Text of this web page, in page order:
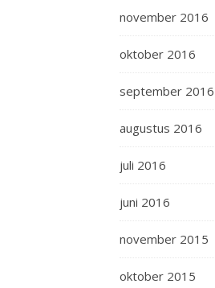
november 2016
oktober 2016
september 2016
augustus 2016
juli 2016
juni 2016
november 2015
oktober 2015